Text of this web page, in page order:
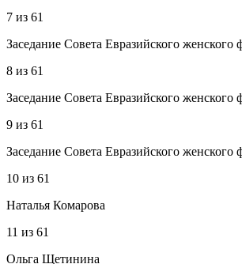
7 из 61
Заседание Совета Евразийского женского
8 из 61
Заседание Совета Евразийского женского
9 из 61
Заседание Совета Евразийского женского
10 из 61
Наталья Комарова
11 из 61
Ольга Щетинина